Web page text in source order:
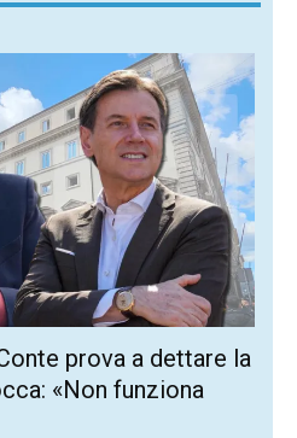
prova a dettare la
«Non funziona